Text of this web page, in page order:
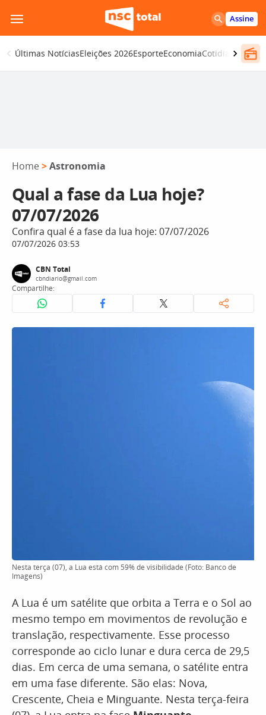
para
o
conteúdo
Assine
Últimas NotíciasEleições 2026EsporteEconomiaCotidiano
Home >Astronomia
Qual a fase da Lua hoje?
07/07/2026
Confira qual é a fase da lua hoje: 07/07/2026
07/07/2026 03:53
CBN Total
cbndiario@gmail.com
Compartilhe:
Nesta terça (07), a Lua está com 59% de visibilidade (Foto: Banco de
Imagens)
A Lua é um satélite que orbita a Terra e o Sol ao
mesmo tempo em movimentos de revolução e
translação, respectivamente. Esse processo
corresponde ao ciclo lunar e dura cerca de 29,5
dias. Em cerca de uma semana, o satélite entra
em uma fase diferente. São elas: Nova,
Crescente, Cheia e Minguante. Nesta terça-feira